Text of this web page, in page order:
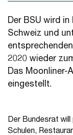
Der BSU wird
Schweiz und
2020 wieder
Das Moonliner-
eingestellt.
Der Bundesrat
Schulen,